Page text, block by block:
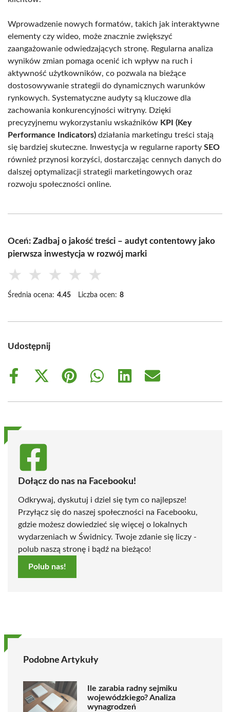
Wprowadzenie nowych formatów, takich jak interaktywne
elementy czy wideo, może znacznie zwiększyć
zaangażowanie odwiedzających stronę. Regularna analiza
wyników zmian pomaga ocenić ich wpływ na ruch i
aktywność użytkowników, co pozwala na bieżące
dostosowywanie strategii do dynamicznych warunków
rynkowych. Systematyczne audyty są kluczowe dla
zachowania konkurencyjności witryny. Dzięki
precyzyjnemu wykorzystaniu wskaźników KPI (Key
Performance Indicators) działania marketingu treści stają
się bardziej skuteczne. Inwestycja w regularne raporty SEO
również przynosi korzyści, dostarczając cennych danych do
dalszej optymalizacji strategii marketingowych oraz
rozwoju społeczności online.
Oceń: Zadbaj o jakość treści – audyt contentowy jako
pierwsza inwestycja w rozwój marki
★ ★ ★ ★ ★
Średnia ocena: 4.45 Liczba ocen: 8
Udostępnij
Share
Share
(Twitter)
Share
Share
Share
Share
Dołącz do nas na Facebooku!
Odkrywaj, dyskutuj i dziel się tym co najlepsze!
Przyłącz się do naszej społeczności na Facebooku,
gdzie możesz dowiedzieć się więcej o lokalnych
wydarzeniach w Świdnicy. Twoje zdanie się liczy -
polub naszą stronę i bądź na bieżąco!
Polub nas!
Podobne Artykuły
Ile zarabia radny sejmiku
wojewódzkiego? Analiza
wynagrodzeń